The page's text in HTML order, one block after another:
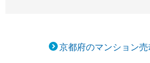
京都府のマンション